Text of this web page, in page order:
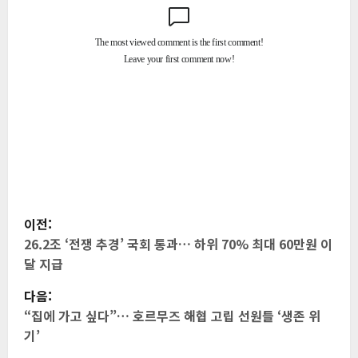
게
시
물
내
이전:
26.2조 ‘전쟁 추경’ 국회 통과… 하위 70% 최대 60만원 이
달 지급
다음:
“집에 가고 싶다”… 호르무즈 해협 고립 선원들 ‘생존 위
기’